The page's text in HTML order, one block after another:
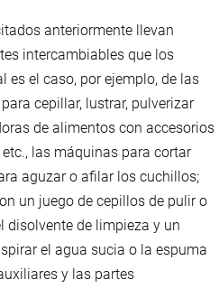
anteriormente llevan
intercambiables que los
es el caso, por ejemplo, de las
cepillar, lustrar, pulverizar
de alimentos con accesorios
las máquinas para cortar
aguzar o afilar los cuchillos;
un juego de cepillos de pulir o
disolvente de limpieza y un
el agua sucia o la espuma
y las partes